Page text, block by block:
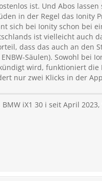
ist. Und Abos
in der Regel das Ionity
sich bei Ionity schon bei
ist vielleicht auch
dass das auch an den
Säulen). Sowohl bei
wird, funktioniert
nur zwei Klicks in der
iX1 30 i seit April